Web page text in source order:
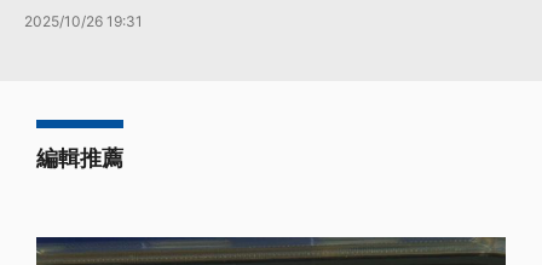
2025/10/26 19:31
編輯推薦